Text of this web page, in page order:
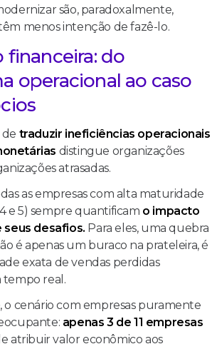
são, paradoxalmente,
menos intenção de fazê-lo.
financeira: do
operacional ao caso
de traduzir ineficiências operacionais
distingue organizações
atrasadas.
as empresas com alta maturidade
e 5) sempre quantificam o impacto
desafios. Para eles, uma quebra
é apenas um buraco na prateleira, é
exata de vendas perdidas
tempo real.
o cenário com empresas puramente
apenas 3 de 11 empresas
atribuir valor econômico aos